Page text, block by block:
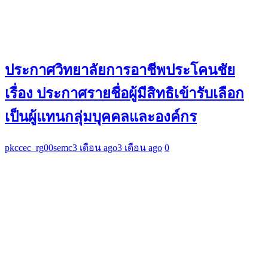
ประกาศวิทยาลัยการอาชีพประโคนชัย
เรื่อง ประกาศรายชื่อผู้มีสิทธิเข้ารับเลือก
เป็นผู้แทนกลุ่มบุคคลและองค์กร
pkccec_rg00semc3 เดือน ago3 เดือน ago 0